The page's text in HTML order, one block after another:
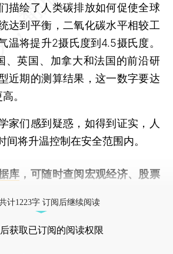
描绘了人类碳排放如何促使全球
达到平衡，二氧化碳水平相较工
温将提升2摄氏度到4.5摄氏度。
、英国、加拿大和法国的前沿研
近期的测算结果，这一数字要达
。
们感到疑惑，如得到证实，人
间将升温控制在安全范围内。
库 ，可随时查阅宏观经济、股票
计1223字 订阅后继续阅读
后获取已订阅的阅读权限